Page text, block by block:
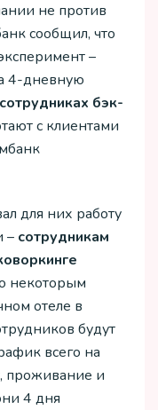
не против
сообщил, что
–
4-дневную
бэк-
с клиентами
для них работу
– сотрудникам
некоторым
отеле в
будут
всего на
проживание и
4 дня